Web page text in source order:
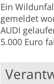
Ein
gemeldet
AUDI
5.000 Euro